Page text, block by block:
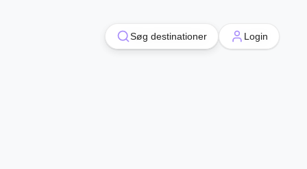
Søg destinationer Login
Søg destinationer Login